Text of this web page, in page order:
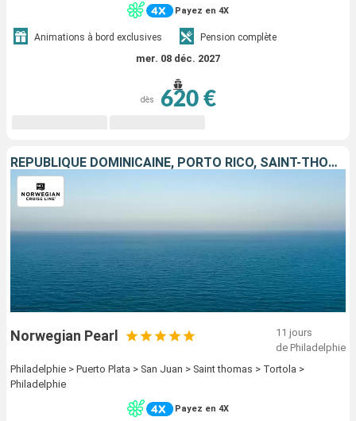
Payez en 4X
Animations à bord exclusives Pension complète
mer. 08 déc. 2027
dès 620 €
RÉPUBLIQUE DOMINICAINE, PORTO RICO, SAINT-THOMAS, TORTOLA, ÉTATS-UNIS
Norwegian Pearl
11 jours
de Philadelphie
Philadelphie > Puerto Plata > San Juan > Saint thomas > Tortola >
Philadelphie
Payez en 4X